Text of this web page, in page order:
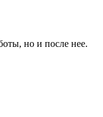
но и после нее.